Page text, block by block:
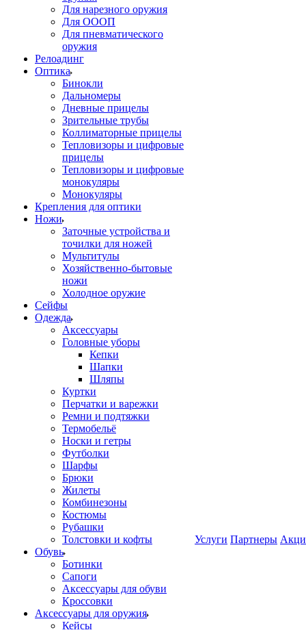
Для нарезного оружия
Для ОООП
Для пневматического
оружия
Релоадинг
Оптика
Бинокли
Дальномеры
Дневные прицелы
Зрительные трубы
Коллиматорные прицелы
Тепловизоры и цифровые
прицелы
Тепловизоры и цифровые
монокуляры
Монокуляры
Крепления для оптики
Ножи
Заточные устройства и
точилки для ножей
Мультитулы
Хозяйственно-бытовые
ножи
Холодное оружие
Сейфы
Одежда
Аксессуары
Головные уборы
Кепки
Шапки
Шляпы
Куртки
Перчатки и варежки
Ремни и подтяжки
Термобельё
Носки и гетры
Футболки
Шарфы
Брюки
Жилеты
Комбинезоны
Костюмы
Рубашки
Толстовки и кофты
Обувь
Ботинки
Сапоги
Аксессуары для обуви
Кроссовки
Аксессуары для оружия
Кейсы
Услуги Партнеры